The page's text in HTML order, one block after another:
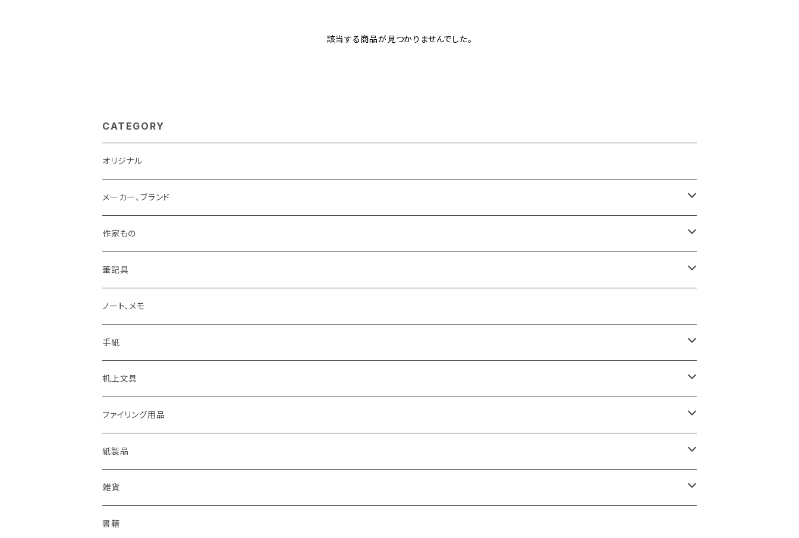
該当する商品が見つかりませんでした。
CATEGORY
オリジナル
メーカー、ブランド
LAMY
Pelikan
KAWEKO
LYRA
rotling
Laufern
EISEN
KOHINOOR
Helix
作家もの
オギハラナミ
Noritake
カキノジン
フジワラリツ
kanaexpress
久奈屋
はらぺこめがね
ALASKA BUNGU
筆記具
鉛筆まわり
ボールペン
カラーペン
シャープペンシル、芯ホルダー
万年筆
色鉛筆、クレヨン
ノート、メモ
手紙
ポストカード
ミニカード
便箋、一筆箋
封筒、ポチ袋
机上文具
糊、テープ、テープカッター
ハンコ、スタンプ、スタンプ台
ハサミ、カッター、カッティングマット
修正液、修正テープ
ファイリング用品
クリップボード
ファイル、カルトン
スクラップブック、アルバム
紙製品
伝票、領収書、納品書
メモカード、ラベルブック
雑貨
ペンケース、お財布、ポーチ、カードケース
書籍